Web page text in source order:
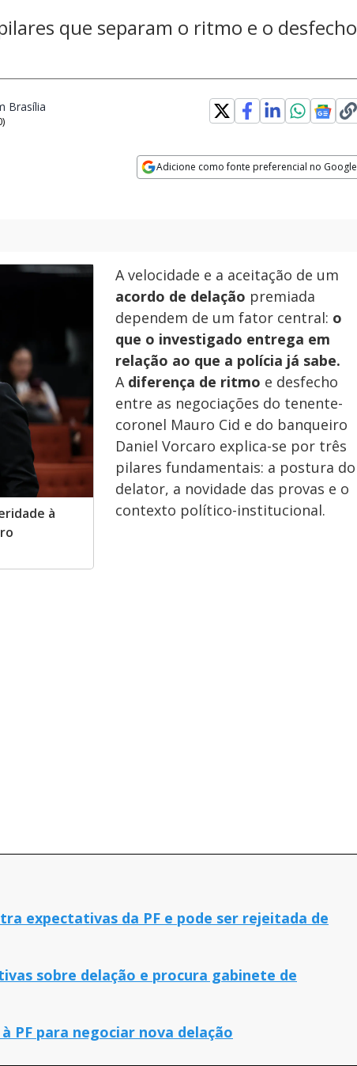
que separam o ritmo e o desfecho
Brasília
)
Adicione como fonte preferencial no Google
à
A velocidade e a aceitação de um
acordo de delação premiada
dependem de um fator central: o
que o investigado entrega em
relação ao que a polícia já sabe.
A diferença de ritmo e desfecho
entre as negociações do tenente-
coronel Mauro Cid e do banqueiro
Daniel Vorcaro explica-se por três
pilares fundamentais: a postura do
delator, a novidade das provas e o
contexto político-institucional.
expectativas da PF e pode ser rejeitada de
sobre delação e procura gabinete de
PF para negociar nova delação